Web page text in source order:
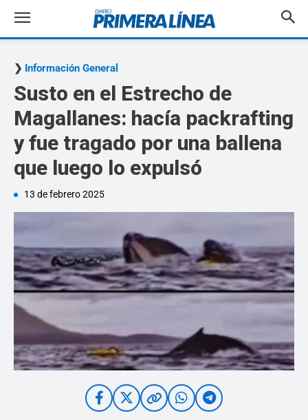
Información General
Susto en el Estrecho de
Magallanes: hacía packrafting
y fue tragado por una ballena
que luego lo expulsó
13 de febrero 2025